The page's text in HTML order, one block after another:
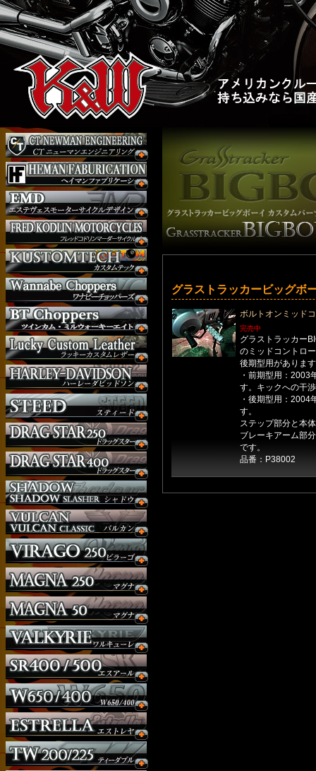
グラストラッカービッグボ
ボルトオンミッド
完売中
グラストラッカー
のミッドコントロ
後期型用がありま
・前期型用：2003
す。キックへの干
・後期型用：2004
す。
ステップ部分と本
ブレーキアーム部
です。
品番：P38002